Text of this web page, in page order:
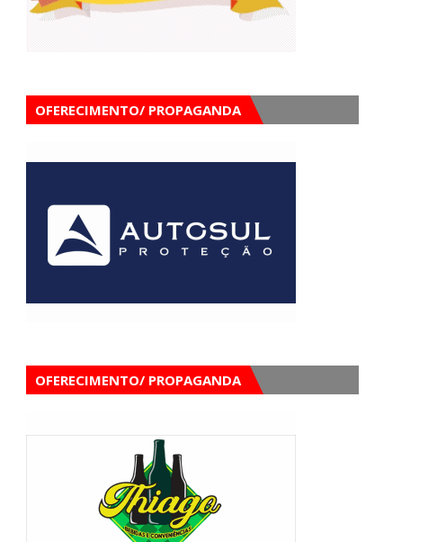
OFERECIMENTO/ PROPAGANDA
OFERECIMENTO/ PROPAGANDA